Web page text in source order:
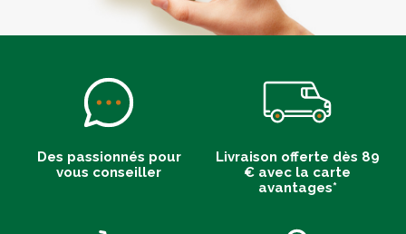
Des passionnés pour
vous conseiller
Livraison offerte dès 89
€ avec la carte
avantages*